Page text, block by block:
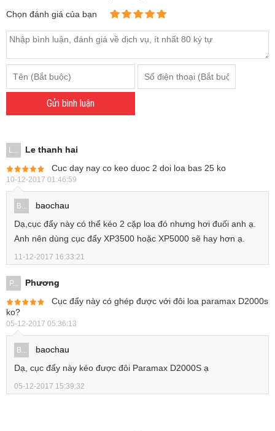
Chọn đánh giá của bạn
Gửi bình luận
L...
Le thanh hai
Cuc day nay co keo duoc 2 doi loa bas 25 ko
10-12-2017 01:46:59
B...
baochau
Dạ,cục đẩy này có thể kéo 2 cặp loa đó nhưng hơi đuối anh ạ.
Anh nên dùng cục đẩy XP3500 hoặc XP5000 sẽ hay hơn ạ.
11-12-2017 16:33:21
P...
Phương
Cục đẩy này có ghép được với đôi loa paramax D2000s
ko?
05-12-2017 05:36:13
B...
baochau
Dạ, cục đẩy này kéo được đôi Paramax D2000S ạ
05-12-2017 15:39:32